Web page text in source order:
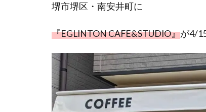
堺市堺区・南安井町に
『EGLINTON CAFE&STUDIO』が4/